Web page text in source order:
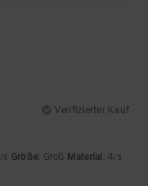
Verifizierter Kauf
/5 Größe: Groß Material : 4/5